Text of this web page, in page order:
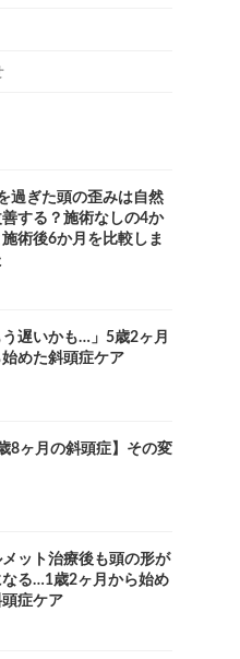
過ぎた頭の歪みは自然
善する？施術なしの4か
施術後6か月を比較しま
う遅いかも…」5歳2ヶ月
めた斜頭症ケア
8ヶ月の斜頭症】その変
ット治療後も頭の形が
なる…1歳2ヶ月から始め
頭症ケア